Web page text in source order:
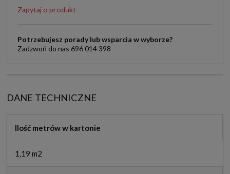
Zapytaj o produkt
Potrzebujesz porady lub wsparcia w wyborze?
Zadzwoń do nas 696 014 398
DANE TECHNICZNE
Ilość metrów w kartonie
1,19 m2